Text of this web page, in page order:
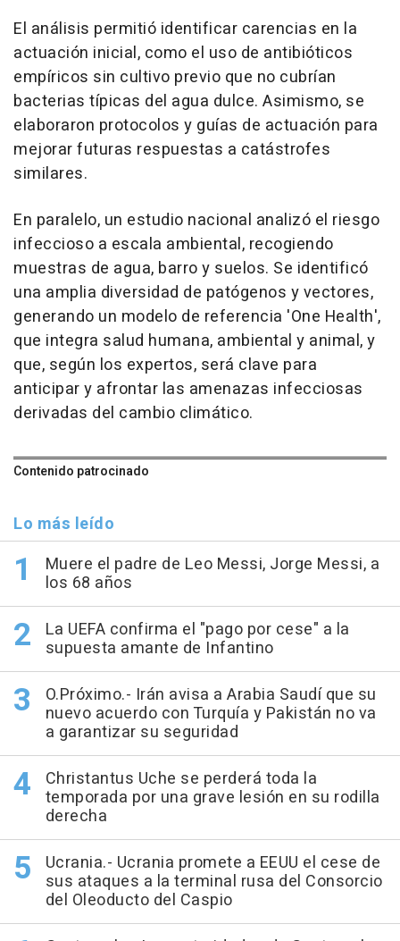
El análisis permitió identificar carencias en la
actuación inicial, como el uso de antibióticos
empíricos sin cultivo previo que no cubrían
bacterias típicas del agua dulce. Asimismo, se
elaboraron protocolos y guías de actuación para
mejorar futuras respuestas a catástrofes
similares.
En paralelo, un estudio nacional analizó el riesgo
infeccioso a escala ambiental, recogiendo
muestras de agua, barro y suelos. Se identificó
una amplia diversidad de patógenos y vectores,
generando un modelo de referencia 'One Health',
que integra salud humana, ambiental y animal, y
que, según los expertos, será clave para
anticipar y afrontar las amenazas infecciosas
derivadas del cambio climático.
Contenido patrocinado
Lo más leído
Muere el padre de Leo Messi, Jorge Messi, a
los 68 años
La UEFA confirma el "pago por cese" a la
supuesta amante de Infantino
O.Próximo.- Irán avisa a Arabia Saudí que su
nuevo acuerdo con Turquía y Pakistán no va
a garantizar su seguridad
Christantus Uche se perderá toda la
temporada por una grave lesión en su rodilla
derecha
Ucrania.- Ucrania promete a EEUU el cese de
sus ataques a la terminal rusa del Consorcio
del Oleoducto del Caspio